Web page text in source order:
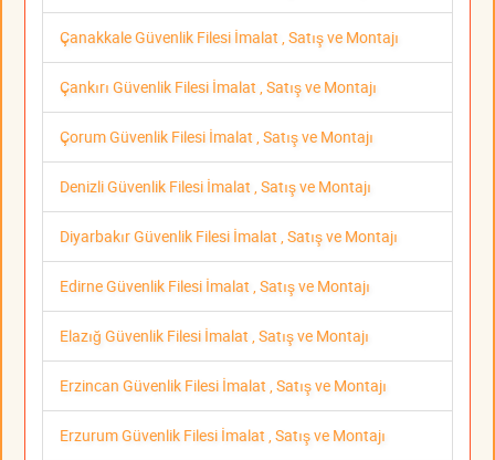
Çanakkale Güvenlik Filesi İmalat , Satış ve Montajı
Çankırı Güvenlik Filesi İmalat , Satış ve Montajı
Çorum Güvenlik Filesi İmalat , Satış ve Montajı
Denizli Güvenlik Filesi İmalat , Satış ve Montajı
Diyarbakır Güvenlik Filesi İmalat , Satış ve Montajı
Edirne Güvenlik Filesi İmalat , Satış ve Montajı
Elazığ Güvenlik Filesi İmalat , Satış ve Montajı
Erzincan Güvenlik Filesi İmalat , Satış ve Montajı
Erzurum Güvenlik Filesi İmalat , Satış ve Montajı